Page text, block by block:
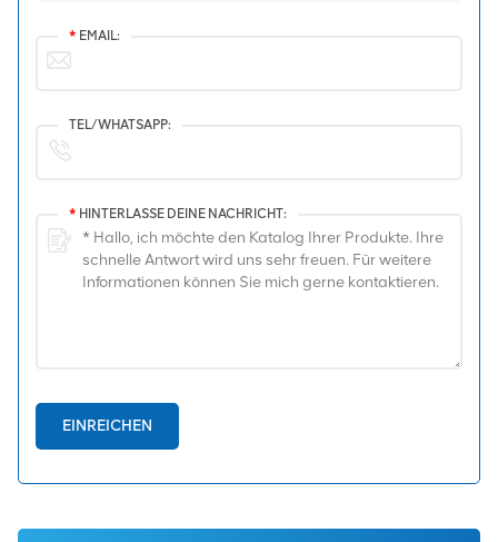
* EMAIL:
TEL/WHATSAPP:
* HINTERLASSE DEINE NACHRICHT:
EINREICHEN